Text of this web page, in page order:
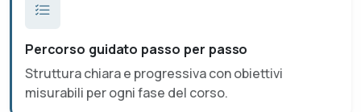
Percorso guidato passo per passo
Struttura chiara e progressiva con obiettivi
misurabili per ogni fase del corso.